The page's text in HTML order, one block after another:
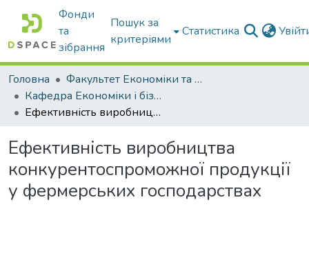
Фонди
та
зібрання
Пошук за
критеріями
Статистика
Головна
Факультет Економіки та бізнесу
Кафедра Економіки і бізнесу
Ефективність виробництва конкурентоспроможної продукції у фермерських господарствах
Ефективність виробництва
конкурентоспроможної продукції
у фермерських господарствах